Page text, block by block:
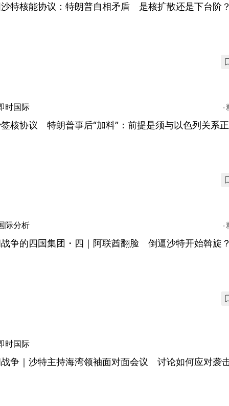
特核能协议：特朗普自相矛盾 是核扩散还是下台阶？
时国际
核协议 特朗普事后“加料”：前提是须与以色列关系
际分析
争的四国集团・四｜阿联酋翻脸 倒逼沙特开始斡旋？
时国际
争｜沙特主持海湾领袖面对面会议 讨论如何应对袭